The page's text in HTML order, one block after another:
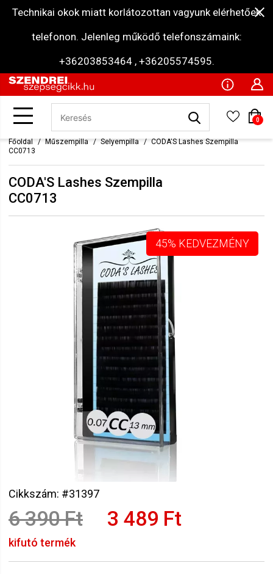
Technikai okok miatt korlátozottan vagyunk elérhetőek
telefonon. Jelenleg működő telefonszámaink:
+36203853464 , +36205574595.
0
Főoldal Műszempilla Selyempilla
CODA'S Lashes Szempilla
CC0713
CODA'S Lashes Szempilla
CC0713
45% KEDVEZMÉNY
Cikkszám: #31397
6 390 Ft 3 489 Ft
kifutó termék